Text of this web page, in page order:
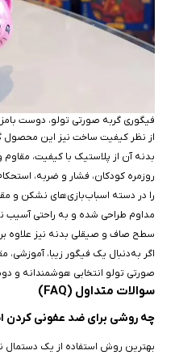
فیگوری گربه صورتی تولو، دوست
از نظر کیفیت ساخت نیز این محصول
بدنه آن از پلاستیک با کیفیت، مقاوم
روزمره کودکان، فشار و ضربه،
را در دسته اسباب‌بازی‌های نشکن و
مداوم طراحی شده و به‌ راحتی آسیب
سطح صاف و صیقلی بدنه نیز علاوه بر
اگر به‌دنبال یک فیگور زیبا، آموزشی،
صورتی تولو انتخابی هوشمندانه و
سوالات متداول (FAQ)
چه روشی برای ضد عفونی کردن
بهترین روش استفاده از یک